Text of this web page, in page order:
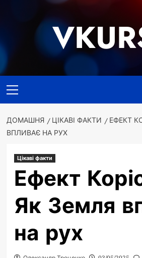
меню
ДОМАШНЯ ЦІКАВІ ФАКТИ
ЕФЕКТ
ВПЛИВАЄ НА РУХ
Цікаві факти
Ефект
Як Земля
на рух